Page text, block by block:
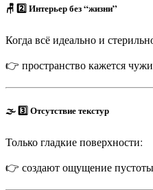
🪑 2️⃣ Интерьер без “жизни”
Когда всё идеально и
👉 пространство кажется
🌫️ 3️⃣ Отсутствие текстур
Только гладкие поверхности:
👉 создают ощущение пустоты